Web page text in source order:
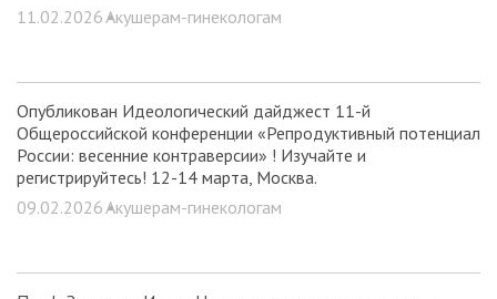
11.02.2026 •Акушерам-гинекологам
Опубликован Идеологический дайджест 11-й
Общероссийской конференции «Репродуктивный потенциал
России: весенние контраверсии» ! Изучайте и
регистрируйтесь! 12-14 марта, Москва.
09.02.2026 •Акушерам-гинекологам